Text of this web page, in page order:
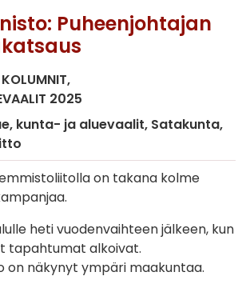
Puheenjohtajan
KOLUMNIT
2025
kunta- ja aluevaalit Satakunta
on takana kolme
heti vuodenvaihteen jälkeen, kun
tapahtumat alkoivat.
on näkynyt ympäri maakuntaa.